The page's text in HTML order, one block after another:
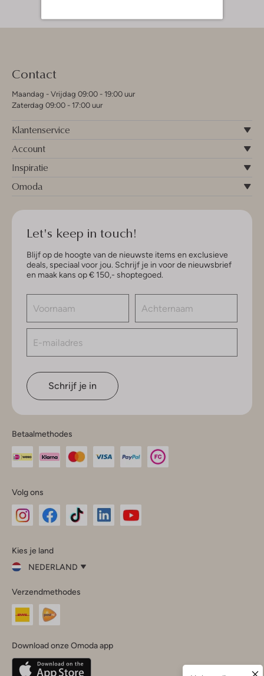
Contact
Maandag - Vrijdag 09:00 - 19:00 uur
Zaterdag 09:00 - 17:00 uur
Klantenservice
Account
Inspiratie
Omoda
Let's keep in touch!
Blijf op de hoogte van de nieuwste items en exclusieve
deals, speciaal voor jou. Schrijf je in voor de nieuwsbrief
en maak kans op € 150,- shoptegoed.
Schrijf je in
Betaalmethodes
Volg ons
InstagramFacebook
Kies je land
NEDERLAND
je
land
Nederland
Belgique(Français)
Verzendmethodes
Download onze Omoda app